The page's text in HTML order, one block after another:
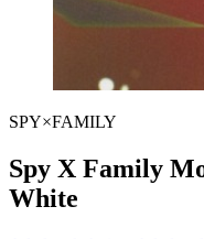
SPY×FAMILY
Spy X Family
White